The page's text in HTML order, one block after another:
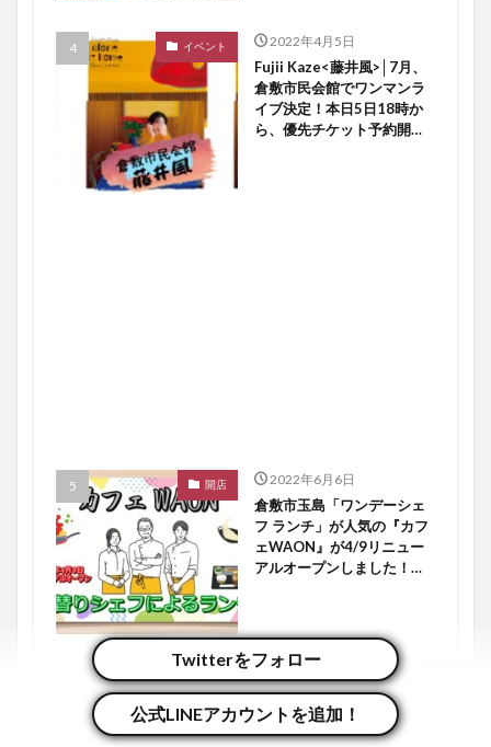
Twitterをフォロー
公式LINEアカウントを追加！
イベント 2022年4月5日
Fujii Kaze<藤井風>│7月、
倉敷市民会館でワンマンラ
イブ決定！本日5日18時か
ら、優先チケット予約開始
開店 2022年6月6日
倉敷市玉島「ワンデーシェ
フ ランチ」が人気の『カフ
ェWAON』が4/9リニュー
アルオープンしました！
開店 2022年5月6日
【ミシュランガイド「１つ
星★」の姉妹店！／民藝の